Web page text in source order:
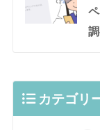
カテゴリ